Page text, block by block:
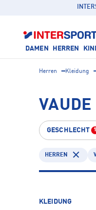
DAMEN HERREN
Herren Kleidung
GESCHLECHT 1
HERREN
KLEIDUNG